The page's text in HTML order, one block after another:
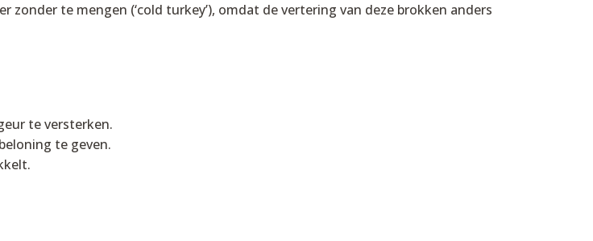
zonder te mengen (‘cold turkey’), omdat de vertering van deze brokken anders
te versterken.
te geven.